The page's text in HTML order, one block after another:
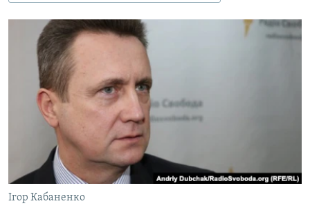
СВІТ
КИТАЙ.ВИКЛИКИ
МУЛЬТИМЕДІА
ФОТО
СПЕЦПРОЄКТИ
ПОДКАСТИ
КРИМ РЕАЛІЇ
РУС
Ігор Кабаненко